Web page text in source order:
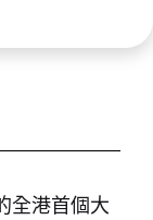
全港首個大